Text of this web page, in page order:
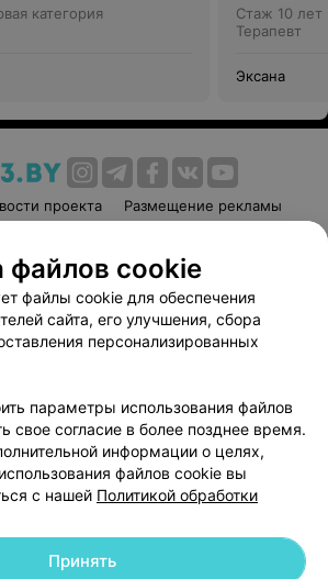
категория
Стаж 10 лет
Терапевт
Эксана
проекта
Размещение рекламы
соглашение
Способы оплаты
Вакансии
Партнеры
руководителю 103.by
персональных данных
УНП 191700409 | 220012, Республика Беларусь,
файлов cookie
файлы cookie для обеспечения
сайта, его улучшения, сбора
персонализированных
параметры использования файлов
свое согласие в более позднее время.
информации о целях,
файлов cookie вы
с нашей Политикой обработки
Принять